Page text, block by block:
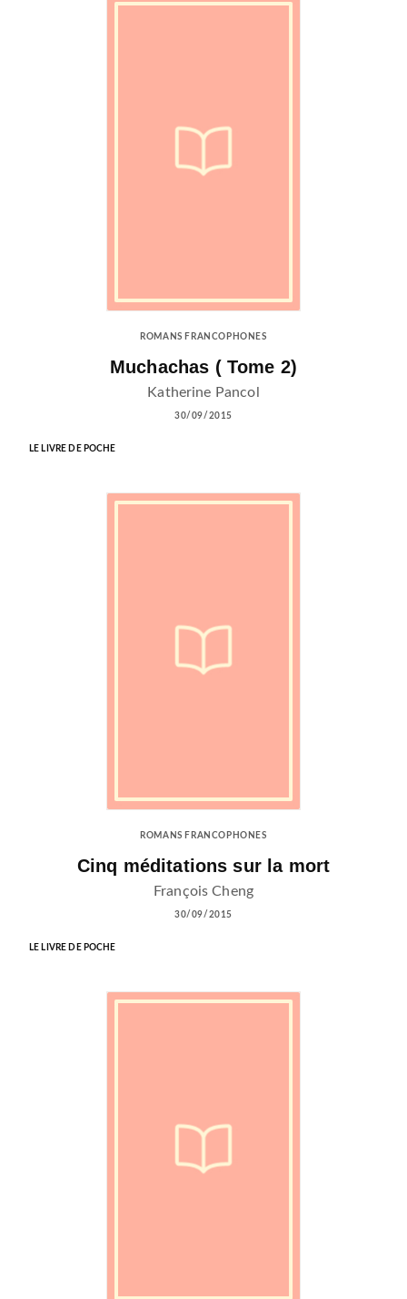
ROMANS FRANCOPHONES
Muchachas ( Tome 2)
Katherine Pancol
30/09/2015
LE LIVRE DE POCHE
ROMANS FRANCOPHONES
Cinq méditations sur la mort
François Cheng
30/09/2015
LE LIVRE DE POCHE